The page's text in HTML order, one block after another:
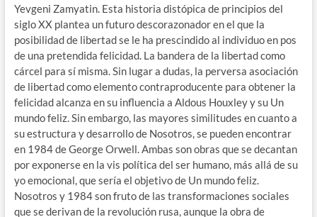
Yevgeni Zamyatin. Esta historia distópica de principios del
siglo XX plantea un futuro descorazonador en el que la
posibilidad de libertad se le ha prescindido al individuo en pos
de una pretendida felicidad. La bandera de la libertad como
cárcel para sí misma. Sin lugar a dudas, la perversa asociación
de libertad como elemento contraproducente para obtener la
felicidad alcanza en su influencia a Aldous Houxley y su Un
mundo feliz. Sin embargo, las mayores similitudes en cuanto a
su estructura y desarrollo de Nosotros, se pueden encontrar
en 1984 de George Orwell. Ambas son obras que se decantan
por exponerse en la vis política del ser humano, más allá de su
yo emocional, que sería el objetivo de Un mundo feliz.
Nosotros y 1984 son fruto de las transformaciones sociales
que se derivan de la revolución rusa, aunque la obra de